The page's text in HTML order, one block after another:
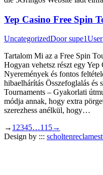
Yep Casino Free Spin
UncategorizedDoor
Tartalom Mi az a Free Spin
Hogyan vehetsz részt egy Yep
Nyeremények és fontos
hibaelhárítás Összefoglalás és
Tournaments – Gyakorlati
módja annak, hogy extra
szerezhess anélkül, hogy…
→ 1 2345…115→
Design by :::